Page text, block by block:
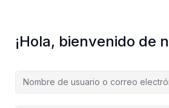
¡Hola, bienvenido de